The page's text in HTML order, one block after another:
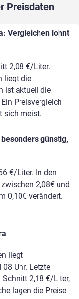
Preisdaten
Vergleichen lohnt
2,08 €/Liter.
liegt die
ist aktuell die
Ein Preisvergleich
sich meist.
günstig,
€/Liter. In den
2,08€ und
0,10€ verändert.
liegt
Uhr. Letzte
Schnitt 2,18 €/Liter,
lagen die Preise